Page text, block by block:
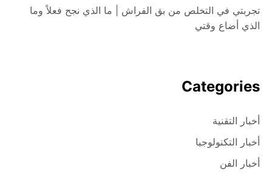
تجربتي في التخلص من بق الفراش | ما الذي نجح فعلاً وما
الذي أضاع وقتي
Categories
أخبار التقنية
أخبار التكنولوجيا
أخبار الفن